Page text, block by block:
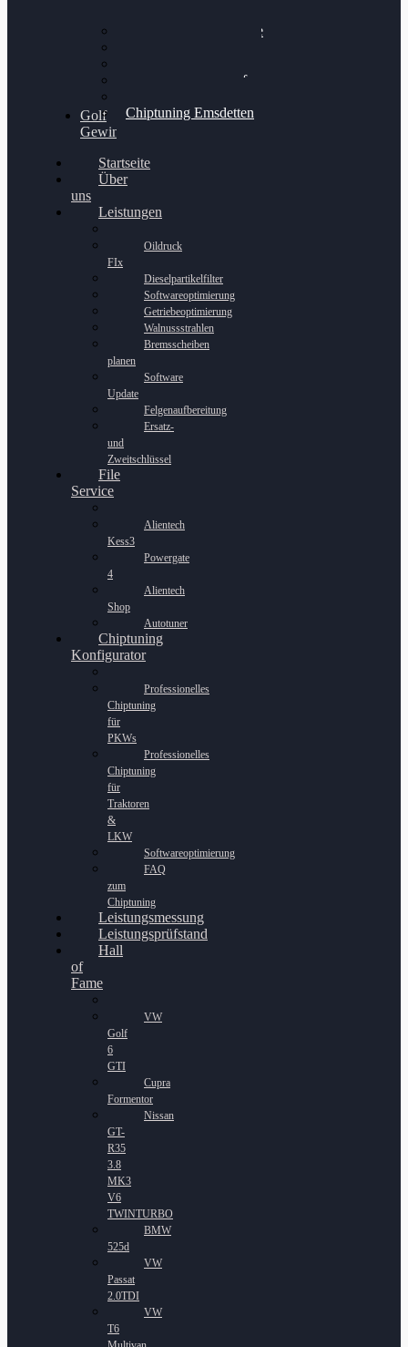
Bilgenroth Performance
Chiptuning Schüttorf
Chiptuning Emsdetten
Golf
Gewinnspiel
Startseite
Über
uns
Leistungen
Oildruck
FIx
Dieselpartikelfilter
Softwareoptimierung
Getriebeoptimierung
Walnussstrahlen
Bremsscheiben
planen
Software
Update
Felgenaufbereitung
Ersatz-
und
Zweitschlüssel
File
Service
Alientech
Kess3
Powergate
4
Alientech
Shop
Autotuner
Chiptuning
Konfigurator
Professionelles
Chiptuning
für
PKWs
Professionelles
Chiptuning
für
Traktoren
&
LKW
Softwareoptimierung
FAQ
zum
Chiptuning
Leistungsmessung
Leistungsprüfstand
Hall
of
Fame
VW
Golf
6
GTI
Cupra
Formentor
Nissan
GT-
R35
3.8
MK3
V6
TWINTURBO
BMW
525d
VW
Passat
2.0TDI
VW
T6